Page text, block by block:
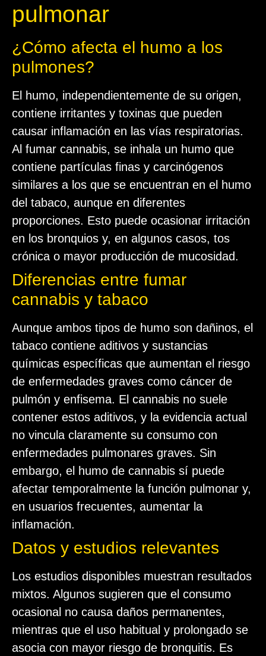
pulmonar
¿Cómo afecta el humo a los
pulmones?
El humo, independientemente de su origen,
contiene irritantes y toxinas que pueden
causar inflamación en las vías respiratorias.
Al fumar cannabis, se inhala un humo que
contiene partículas finas y carcinógenos
similares a los que se encuentran en el humo
del tabaco, aunque en diferentes
proporciones. Esto puede ocasionar irritación
en los bronquios y, en algunos casos, tos
crónica o mayor producción de mucosidad.
Diferencias entre fumar
cannabis y tabaco
Aunque ambos tipos de humo son dañinos, el
tabaco contiene aditivos y sustancias
químicas específicas que aumentan el riesgo
de enfermedades graves como cáncer de
pulmón y enfisema. El cannabis no suele
contener estos aditivos, y la evidencia actual
no vincula claramente su consumo con
enfermedades pulmonares graves. Sin
embargo, el humo de cannabis sí puede
afectar temporalmente la función pulmonar y,
en usuarios frecuentes, aumentar la
inflamación.
Datos y estudios relevantes
Los estudios disponibles muestran resultados
mixtos. Algunos sugieren que el consumo
ocasional no causa daños permanentes,
mientras que el uso habitual y prolongado se
asocia con mayor riesgo de bronquitis. Es